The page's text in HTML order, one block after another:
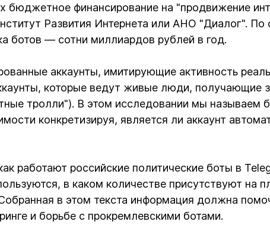
бюджетное финансирование на "продвижение
Развития Интернета или АНО "Диалог".
ботов — сотни миллиардов рублей в год.
аккаунты, имитирующие активность
которые ведут живые люди, получающие
тролли"). В этом исследовании мы называем
конкретизируя, является ли аккаунт
работают российские политические боты в
в каком количестве присутствуют на
в этом текста информация должна
и борьбе с прокремлевскими ботами.